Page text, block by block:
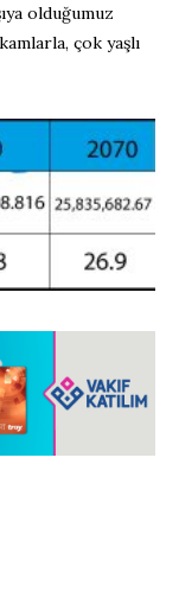
olduğumuz
çok yaşlı